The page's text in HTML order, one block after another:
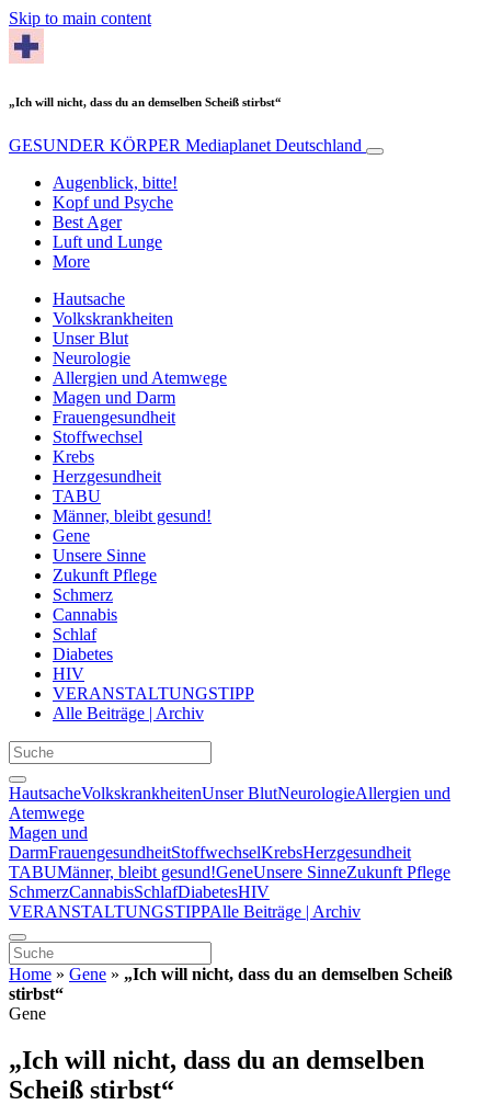
Skip to main content
„Ich will nicht, dass du an demselben Scheiß stirbst“
GESUNDER KÖRPER Mediaplanet Deutschland
Augenblick, bitte!
Kopf und Psyche
Best Ager
Luft und Lunge
More
Hautsache
Volkskrankheiten
Unser Blut
Neurologie
Allergien und Atemwege
Magen und Darm
Frauengesundheit
Stoffwechsel
Krebs
Herzgesundheit
TABU
Männer, bleibt gesund!
Gene
Unsere Sinne
Zukunft Pflege
Schmerz
Cannabis
Schlaf
Diabetes
HIV
VERANSTALTUNGSTIPP
Alle Beiträge | Archiv
HautsacheVolkskrankheitenUnser BlutNeurologieAllergien und
Atemwege
Magen und
DarmFrauengesundheitStoffwechselKrebsHerzgesundheit
TABUMänner, bleibt gesund!GeneUnsere SinneZukunft Pflege
SchmerzCannabisSchlafDiabetesHIV
VERANSTALTUNGSTIPPAlle Beiträge | Archiv
Home » Gene » „Ich will nicht, dass du an demselben Scheiß
stirbst“
Gene
„Ich will nicht, dass du an demselben
Scheiß stirbst“